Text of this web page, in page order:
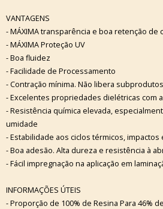
VANTAGENS
- MÁXIMA transparência e boa retenção de
- MÁXIMA Proteção UV
- Boa fluidez
- Facilidade de Processamento
- Contração mínima. Não libera
- Excelentes propriedades dielétricas com
- Resistência química elevada,
umidade
- Estabilidade aos ciclos térmicos, impactos
- Boa adesão. Alta dureza e resistência à
- Fácil impregnação na aplicação em
INFORMAÇÕES ÚTEIS
- Proporção de 100% de Resina Para 46%